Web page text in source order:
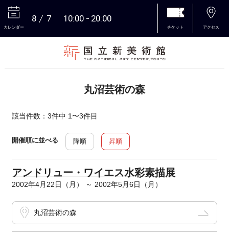
カレンダー
8 7 10:00 20:00
チケット アクセス
丸沼芸術の森
該当件数：3件中 1〜3件目
開催順に並べる 降順 昇順
アンドリュー・ワイエス水彩素描展
2002年4月22日（月） ～ 2002年5月6日（月）
丸沼芸術の森